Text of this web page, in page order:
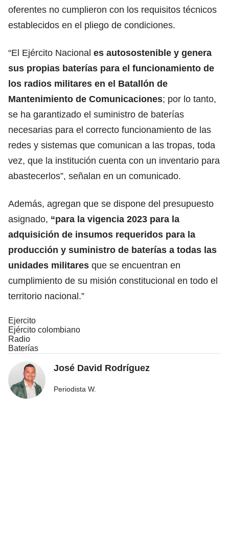
oferentes no cumplieron con los requisitos técnicos
establecidos en el pliego de condiciones.
“El Ejército Nacional es autosostenible y genera
sus propias baterías para el funcionamiento de
los radios militares en el Batallón de
Mantenimiento de Comunicaciones; por lo tanto,
se ha garantizado el suministro de baterías
necesarias para el correcto funcionamiento de las
redes y sistemas que comunican a las tropas, toda
vez, que la institución cuenta con un inventario para
abastecerlos”, señalan en un comunicado.
Además, agregan que se dispone del presupuesto
asignado, “para la vigencia 2023 para la
adquisición de insumos requeridos para la
producción y suministro de baterías a todas las
unidades militares que se encuentran en
cumplimiento de su misión constitucional en todo el
territorio nacional.”
Ejercito
Ejército colombiano
Radio
Baterías
José David Rodríguez
Periodista W.